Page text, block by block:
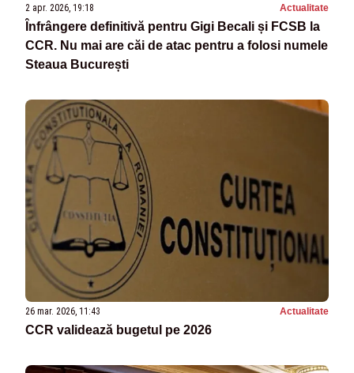
2 apr. 2026, 19:18 Actualitate
Înfrângere definitivă pentru Gigi Becali și FCSB la
CCR. Nu mai are căi de atac pentru a folosi numele
Steaua București
26 mar. 2026, 11:43 Actualitate
CCR validează bugetul pe 2026